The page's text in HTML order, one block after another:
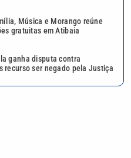
Música e Morango reúne
gratuitas em Atibaia
ganha disputa contra
recurso ser negado pela Justiça